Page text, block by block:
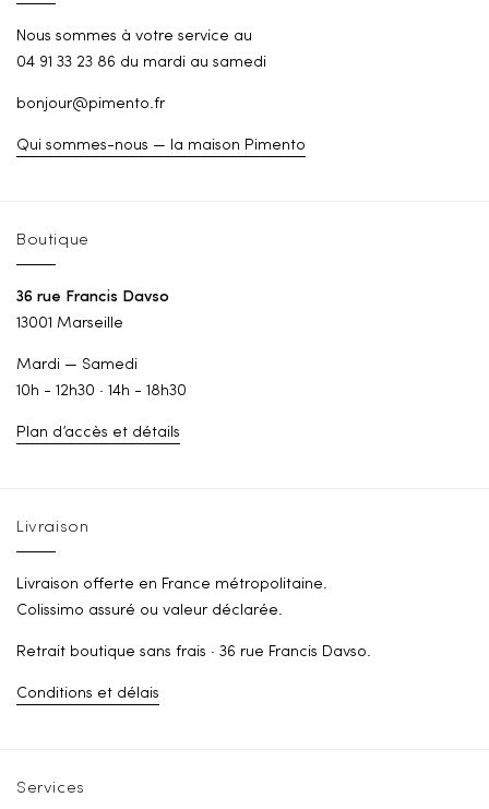
Nous sommes à votre service au
04 91 33 23 86 du mardi au samedi
bonjour@pimento.fr
Qui sommes-nous — la maison Pimento
Boutique
36 rue Francis Davso
13001 Marseille
Mardi — Samedi
10h - 12h30 · 14h - 18h30
Plan d’accès et détails
Livraison
Livraison offerte en France métropolitaine.
Colissimo assuré ou valeur déclarée.
Retrait boutique sans frais · 36 rue Francis Davso.
Conditions et délais
Services